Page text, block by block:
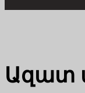
Ազատ